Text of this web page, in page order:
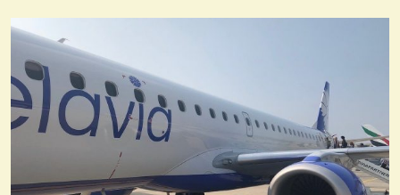
πτήσεις του λευκορωσικού αερομεταφορέα Belavia